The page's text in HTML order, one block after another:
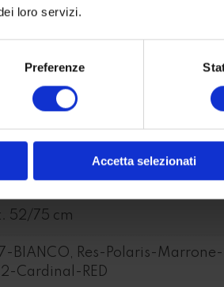
loro servizi.
Preferenze
Accetta selezionati
P
52/75 cm
BIANCO, Res-Polaris-
Cardinal-RED